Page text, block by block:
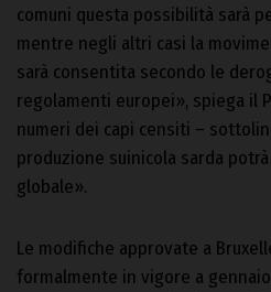
comuni questa possibilità sarà
mentre negli altri casi la
sarà consentita secondo le
regolamenti europei», spiega il
numeri dei capi censiti –
produzione suinicola sarda
globale».
Le modifiche approvate a
formalmente in vigore a